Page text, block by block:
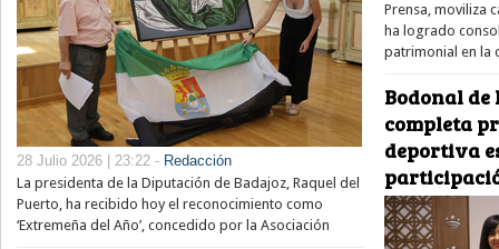
28 Julio 2026 | 23:22 - Redacción
La presidenta de la Diputación de Badajoz, Raquel del
Puerto, ha recibido hoy el reconocimiento como
‘Extremeña del Año’, concedido por la Asociación
Prensa, moviliza
ha logrado
patrimonial en la
Bodonal
completa
deportiva